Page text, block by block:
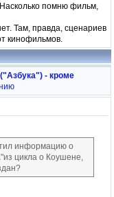
помню фильм,
Там, правда, сценариев
кинофильмов.
- кроме
информацию о
цикла о Коушене,